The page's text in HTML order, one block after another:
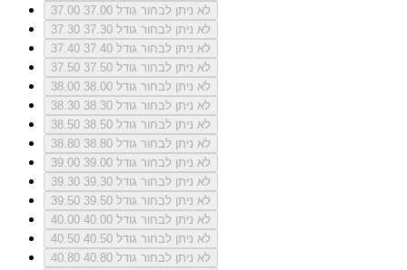
37.00
לא ניתן לבחור גודל 37.00
37.30
לא ניתן לבחור גודל 37.30
37.40
לא ניתן לבחור גודל 37.40
37.50
לא ניתן לבחור גודל 37.50
38.00
לא ניתן לבחור גודל 38.00
38.30
לא ניתן לבחור גודל 38.30
38.50
לא ניתן לבחור גודל 38.50
38.80
לא ניתן לבחור גודל 38.80
39.00
לא ניתן לבחור גודל 39.00
39.30
לא ניתן לבחור גודל 39.30
39.50
לא ניתן לבחור גודל 39.50
40.00
לא ניתן לבחור גודל 40.00
40.50
לא ניתן לבחור גודל 40.50
40.80
לא ניתן לבחור גודל 40.80